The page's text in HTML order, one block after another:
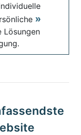
Lösungen